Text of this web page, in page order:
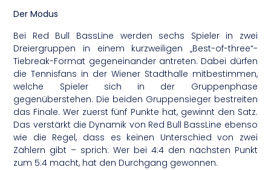
Der Modus
Bei Red Bull BassLine werden sechs Spieler in zwei
Dreiergruppen in einem kurzweiligen „Best-of-three“-
Tiebreak-Format gegeneinander antreten. Dabei dürfen
die Tennisfans in der Wiener Stadthalle mitbestimmen,
welche Spieler sich in der Gruppenphase
gegenüberstehen. Die beiden Gruppensieger bestreiten
das Finale. Wer zuerst fünf Punkte hat, gewinnt den Satz.
Das verstärkt die Dynamik von Red Bull BassLine ebenso
wie die Regel, dass es keinen Unterschied von zwei
Zählern gibt – sprich: Wer bei 4:4 den nächsten Punkt
zum 5:4 macht, hat den Durchgang gewonnen.